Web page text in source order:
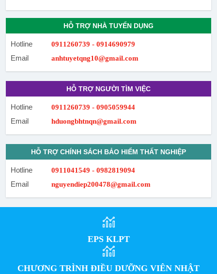
HỖ TRỢ NHÀ TUYỂN DỤNG
Hotline 0911260739 - 0914690979
Email anhtuyetqng10@gmail.com
HỖ TRỢ NGƯỜI TÌM VIỆC
Hotline 0911260739 - 0905059944
Email hduongbhtnqn@gmail.com
HỖ TRỢ CHÍNH SÁCH BẢO HIỂM THẤT NGHIỆP
Hotline 0911041549 - 0982819094
Email nguyendiep200478@gmail.com
EPS KLPT
CHƯƠNG TRÌNH ĐIỀU DƯỠNG VIÊN NHẬT